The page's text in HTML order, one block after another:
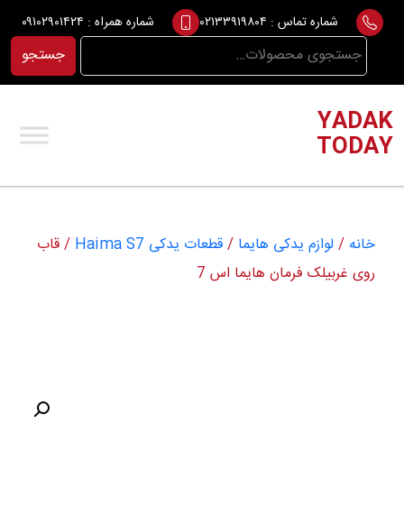
Skip
content
شماره تماس : ۰۲۱۳۳۹۱۹۸۰۴ شماره همراه : ۰۹۱۰۲۹۰۱۴۲۴
جستجو
برای:
جستجو
YADAK
TODAY
خانه / لوازم یدکی هایما /قطعات یدکی Haima S7
/ قاب
روی غربیلک فرمان هایما اس 7